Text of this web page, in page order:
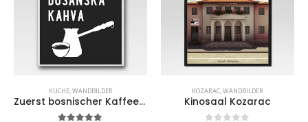
KÜCHE,WANDBILDER
Zuerst bosnischer Kaffee (schwarz)
KOZARAC,WANDBILDER
Kinosaal Kozarac